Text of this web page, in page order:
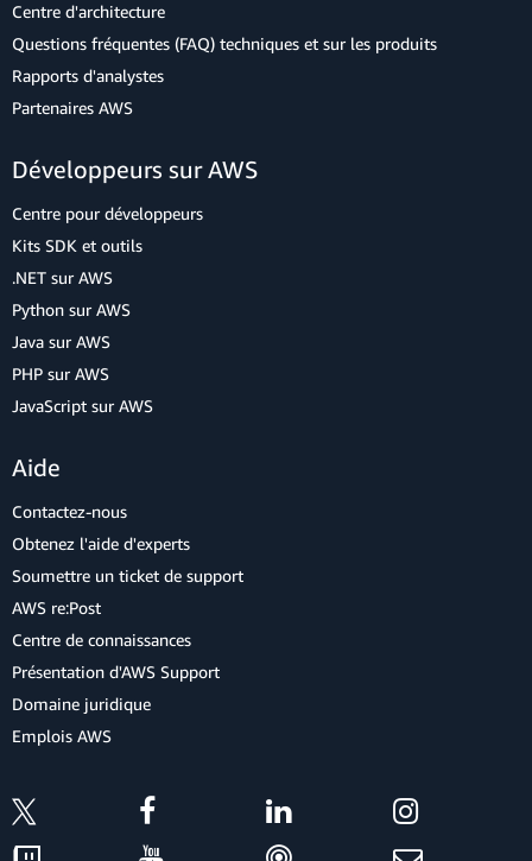
Centre d'architecture
Questions fréquentes (FAQ) techniques et sur les produits
Rapports d'analystes
Partenaires AWS
Développeurs sur AWS
Centre pour développeurs
Kits SDK et outils
.NET sur AWS
Python sur AWS
Java sur AWS
PHP sur AWS
JavaScript sur AWS
Aide
Contactez-nous
Obtenez l'aide d'experts
Soumettre un ticket de support
AWS re:Post
Centre de connaissances
Présentation d'AWS Support
Domaine juridique
Emplois AWS